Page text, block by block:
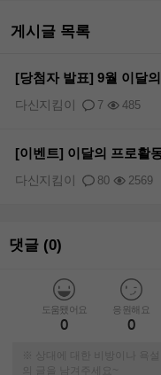
게시글 목록
[당첨자 발표] 9월 이달
7 485
다신지킴이
[이벤트] 이달의 프로활
80 2569
다신지킴이
댓글 (0)
도움됐어요
0
응원해요
0
※ 상대에 대한 비방이나 욕설